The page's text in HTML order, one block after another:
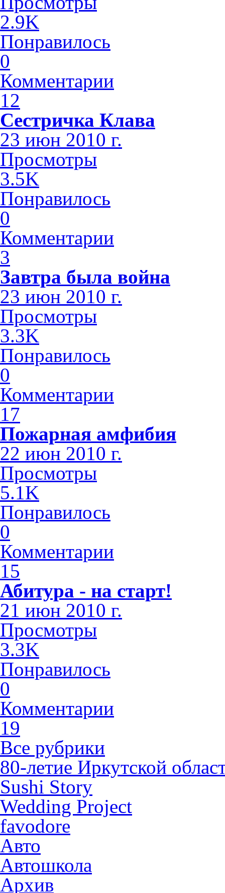
2.9K
Понравилось
0
Комментарии
12
Сестричка Клава
23 июн 2010 г.
Просмотры
3.5K
Понравилось
0
Комментарии
3
Завтра была война
23 июн 2010 г.
Просмотры
3.3K
Понравилось
0
Комментарии
17
Пожарная амфибия
22 июн 2010 г.
Просмотры
5.1K
Понравилось
0
Комментарии
15
Абитура - на старт!
21 июн 2010 г.
Просмотры
3.3K
Понравилось
0
Комментарии
19
Все рубрики
80-летие Иркутской
Sushi Story
Wedding Project
favodore
Авто
Автошкола
Архив